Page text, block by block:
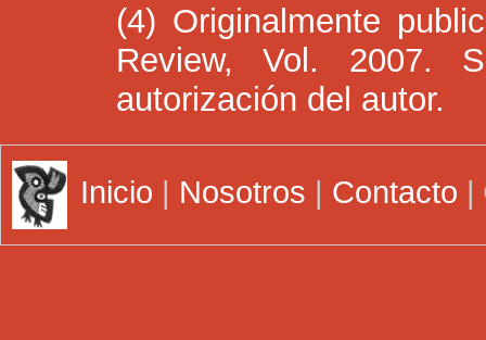
(4) Originalmente
Review, Vol. 2007.
autorización del autor.
Inicio | Nosotros | Contacto |